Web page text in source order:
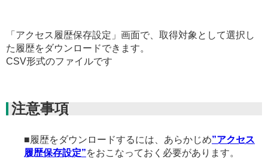
「アクセス履歴保存設定」画面で、取得対象として選択し
た履歴をダウンロードできます。
CSV形式のファイルです
注意事項
■履歴をダウンロードするには、あらかじめ”アクセス
履歴保存設定”をおこなっておく必要があります。